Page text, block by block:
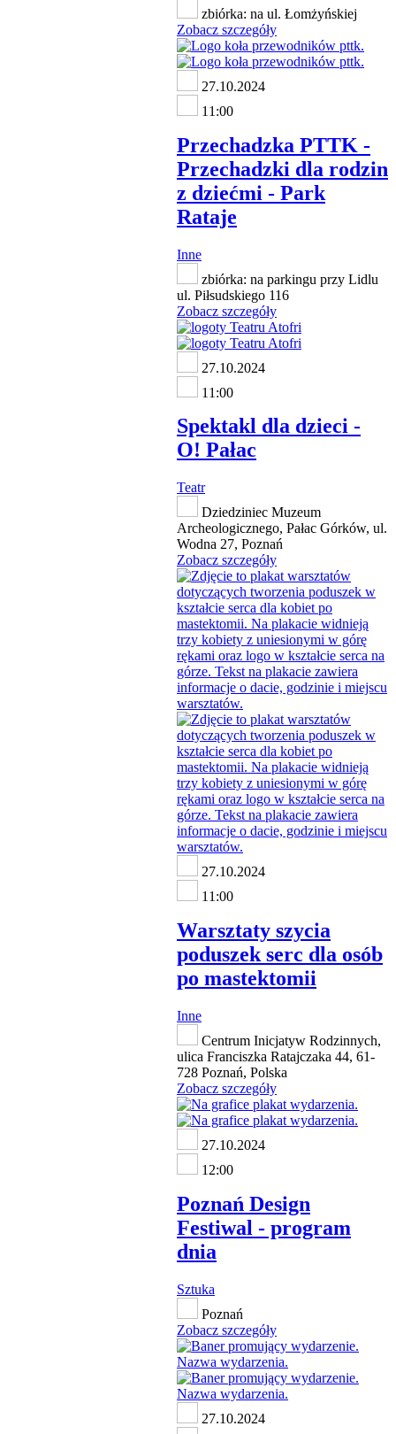
zbiórka: na ul. Łomżyńskiej
Zobacz szczegóły
27.10.2024
11:00
Przechadzka PTTK -
Przechadzki dla rodzin
z dziećmi - Park
Rataje
Inne
zbiórka: na parkingu przy Lidlu
ul. Piłsudskiego 116
Zobacz szczegóły
27.10.2024
11:00
Spektakl dla dzieci -
O! Pałac
Teatr
Dziedziniec Muzeum
Archeologicznego, Pałac Górków, ul.
Wodna 27, Poznań
Zobacz szczegóły
27.10.2024
11:00
Warsztaty szycia
poduszek serc dla osób
po mastektomii
Inne
Centrum Inicjatyw Rodzinnych,
ulica Franciszka Ratajczaka 44, 61-
728 Poznań, Polska
Zobacz szczegóły
27.10.2024
12:00
Poznań Design
Festiwal - program
dnia
Sztuka
Poznań
Zobacz szczegóły
27.10.2024